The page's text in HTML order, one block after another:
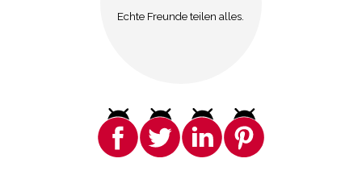
Echte Freunde teilen alles.